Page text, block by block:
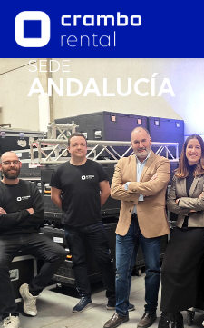
SEDE
ANDALUCÍA